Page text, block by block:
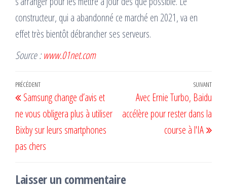
constructeur, qui a abandonné ce marché en 2021, va en
effet très bientôt débrancher ses serveurs.
Source :www.01net.com
Navigation
de
l’article
Article
précédent
PRÉCÉDENT
Samsung change d’avis et
ne vous obligera plus à utiliser
Bixby sur leurs smartphones
pas chers
SUIVANT
Avec Ernie Turbo, Baidu
accélère pour rester dans la
course à l'IA
Laisser un commentaire